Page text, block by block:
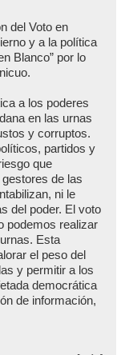
del Voto en
y a la política
Blanco” por lo
a los poderes
en las urnas
y corruptos.
partidos y
que
de las
ni le
del poder. El voto
podemos realizar
Esta
el peso del
y permitir a los
democrática
de información,